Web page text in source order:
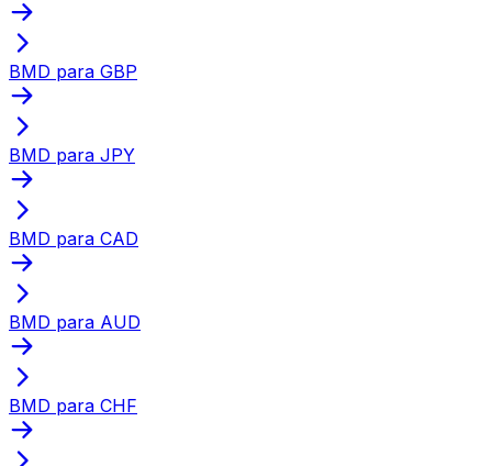
BMD para GBP
BMD para JPY
BMD para CAD
BMD para AUD
BMD para CHF